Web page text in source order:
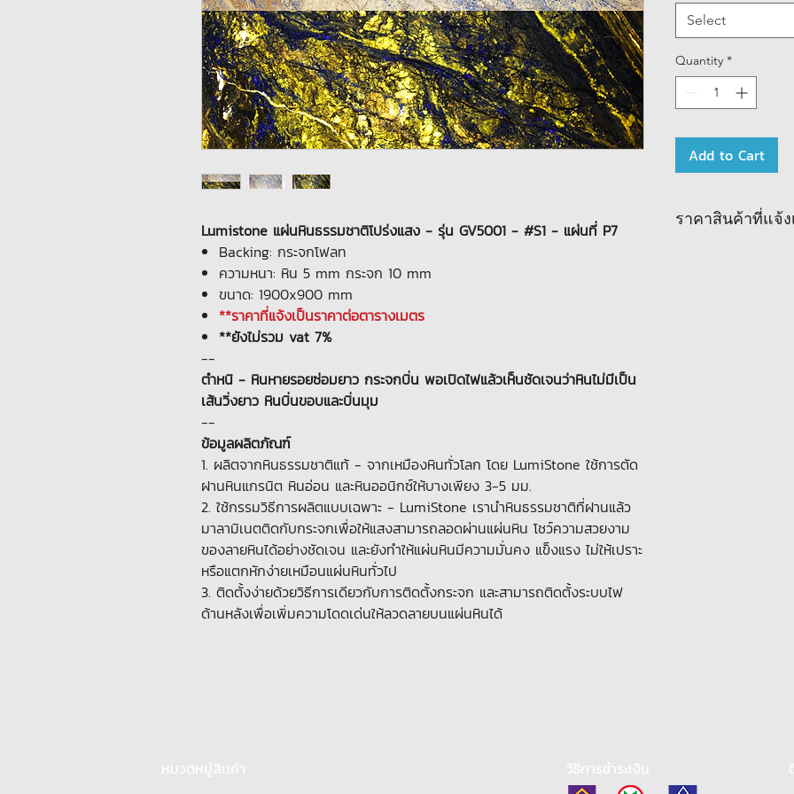
Lumistone แผ่นหินธรรมชาติโปร่งแสง - รุ่น GV5001 - #S1 - แผ่นที่ P7
Backing: กระจกโฟลท
ความหนา: หิน 5 mm กระจก 10 mm
ขนาด: 1900x900 mm
**ราคาที่แจ้งเป็นราคาต่อตารางเมตร
**ยังไม่รวม vat 7%
--
ตำหนิ - หินหายรอยซ่อมยาว กระจกบิ่น พอเปิดไฟแล้วเห็นชัดเจนว่าหินไม่มีเป็น
เส้นวิ่งยาว หินบิ่นขอบและบิ่นมุม
--
ข้อมูลผลิตภัณฑ์
1. ผลิตจากหินธรรมชาติแท้ - จากเหมืองหินทั่วโลก โดย LumiStone ใช้การตัด
ฝานหินแกรนิต หินอ่อน และหินออนิกซ์ให้บางเพียง 3-5 มม.
2. ใช้กรรมวิธีการผลิตแบบเฉพาะ - LumiStone เรานำหินธรรมชาติที่ฝานแล้ว
มาลามิเนตติดกับกระจกเพื่อให้แสงสามารถลอดผ่านแผ่นหิน โชว์ความสวยงาม
ของลายหินได้อย่างชัดเจน และยังทำให้แผ่นหินมีความมั่นคง แข็งแรง ไม่ให้เปราะ
หรือแตกหักง่ายเหมือนแผ่นหินทั่วไป
3. ติดตั้งง่ายด้วยวิธีการเดียวกับการติดตั้งกระจก และสามารถติดตั้งระบบไฟ
ด้านหลังเพื่อเพิ่มความโดดเด่นให้ลวดลายบนแผ่นหินได้
Select
Quantity *
Add to Cart
ราคาสินค้าที่แจ้ง